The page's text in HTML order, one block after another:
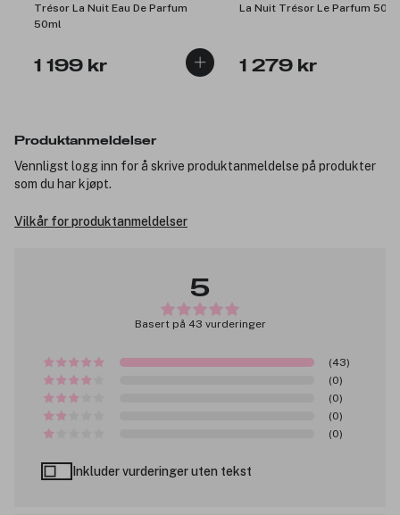
Trésor La Nuit Eau De Parfum
50ml
1 199 kr
La Nuit Trésor Le Parfum 50ml
1 279 kr
Produktanmeldelser
Vennligst logg inn for å skrive produktanmeldelse på produkter
som du har kjøpt.
Vilkår for produktanmeldelser
5
Basert på 43 vurderinger
(43)
(0)
(0)
(0)
(0)
Inkluder vurderinger uten tekst